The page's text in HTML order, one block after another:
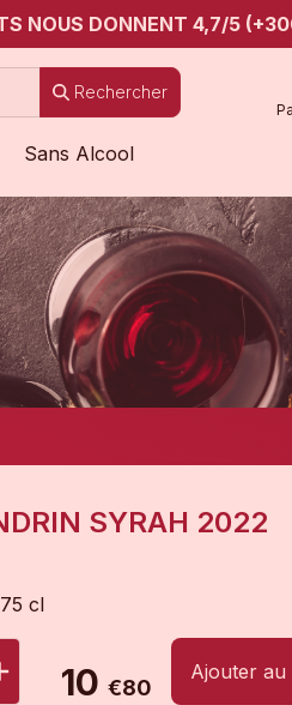
NOUS DONNENT 4,7/5
Rechercher
Sans Alcool
SYRAH 2022
cl
10 €80
Ajouter au